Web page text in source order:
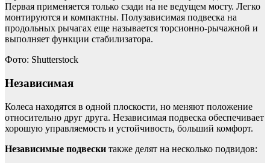
Первая применяется только сзади на не ведущем мосту. Легко
монтируются и компактны. Полузависимая подвеска на
продольных рычагах еще называется торсионно-рычажной и
выполняет функции стабилизатора.
Фото: Shutterstock
Независимая
Колеса находятся в одной плоскости, но меняют положение
относительно друг друга. Независимая подвеска обеспечивает
хорошую управляемость и устойчивость, больший комфорт.
Независимые подвески также делят на несколько подвидов: